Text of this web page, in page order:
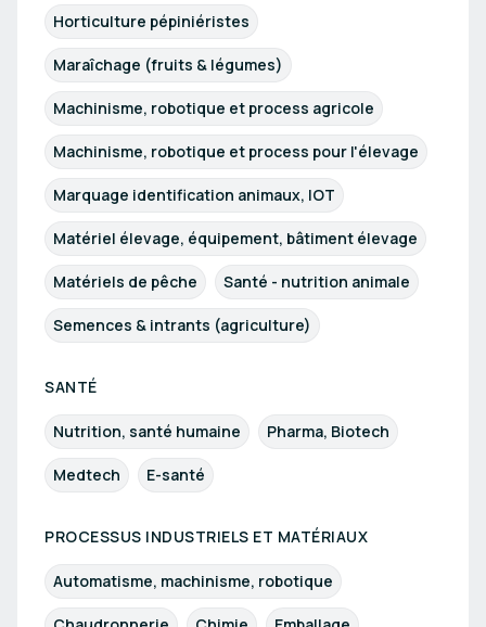
Horticulture pépiniéristes
Maraîchage (fruits & légumes)
Machinisme, robotique et process agricole
Machinisme, robotique et process pour l'élevage
Marquage identification animaux, IOT
Matériel élevage, équipement, bâtiment élevage
Matériels de pêche Santé - nutrition animale
Semences & intrants (agriculture)
SANTÉ
Nutrition, santé humaine Pharma, Biotech
Medtech E-santé
PROCESSUS INDUSTRIELS ET MATÉRIAUX
Automatisme, machinisme, robotique